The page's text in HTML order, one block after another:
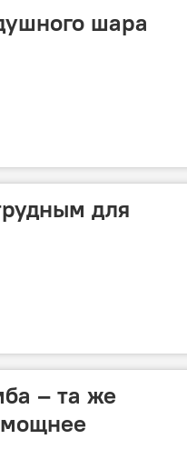
шара
для
– та же
мощнее